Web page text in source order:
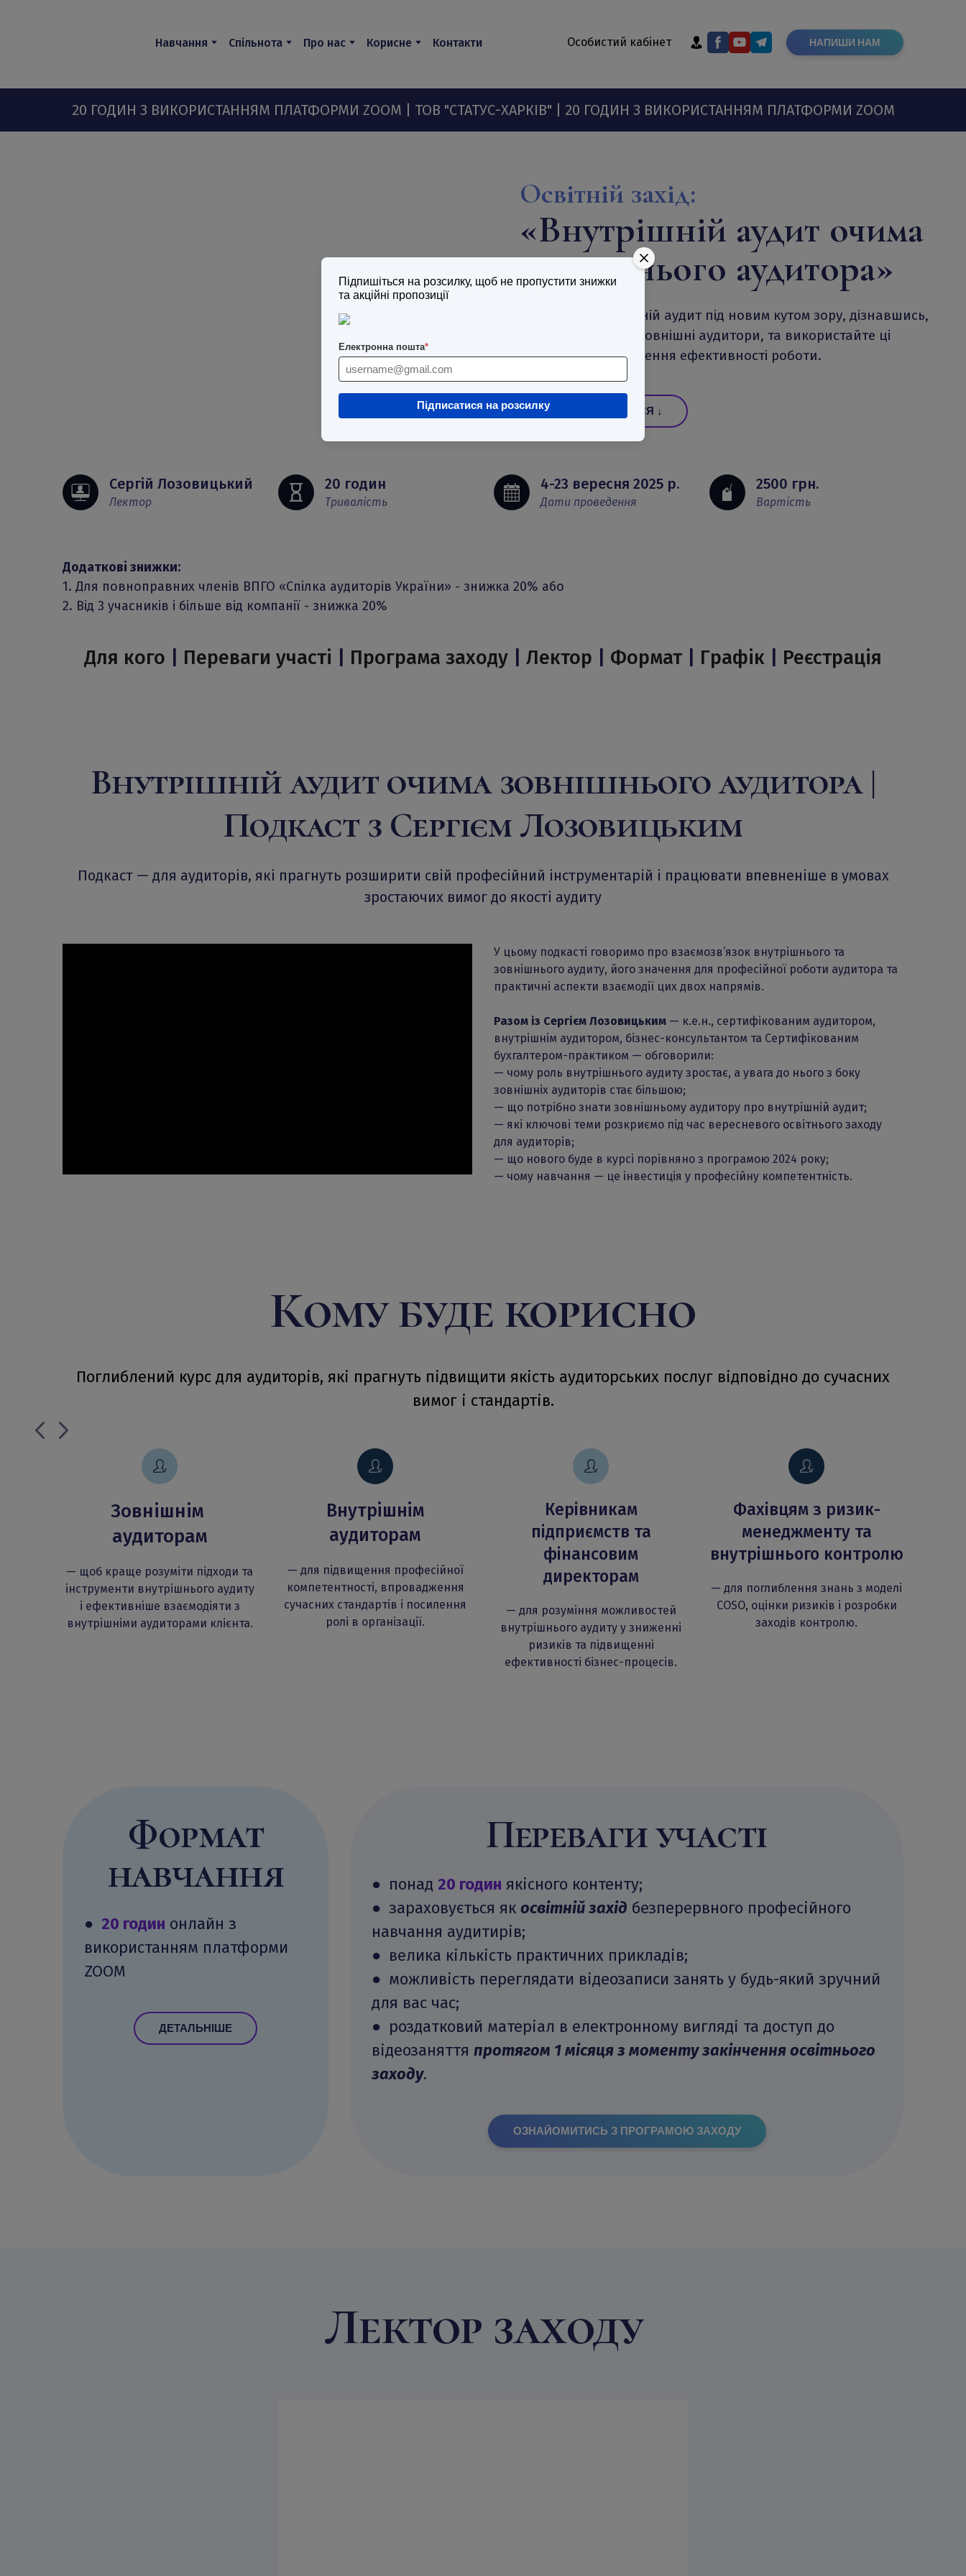
Підпишіться на розсилку, щоб не пропустити знижки
та акційні пропозиції
Електронна пошта*
Підписатися на розсилку
Навчання Спільнота Про нас Корисне Контакти Особистий кабінет НАПИШИ НАМ
20 ГОДИН З ВИКОРИСТАННЯМ ПЛАТФОРМИ ZOOM | ТОВ "СТАТУС-ХАРКІВ" | 20 ГОДИН З ВИКОРИСТАННЯМ ПЛАТФОРМИ ZOOM
Освітній захід:
«Внутрішній аудит очима
зовнішнього аудитора»
Відкрийте внутрішній аудит під новим кутом зору, дізнавшись,
як його оцінюють зовнішні аудитори, та використайте ці
знання для підвищення ефективності роботи.
ЗАРЕЄСТРУВАТИСЯ ↓
Сергій Лозовицький
Лектор
20 годин
Тривалість
4-23 вересня 2025 р.
Дати проведення
2500 грн.
Вартість
Додаткові знижки:
1. Для повноправних членів ВПГО «Спілка аудиторів України» - знижка 20% або
2. Від 3 учасників і більше від компанії - знижка 20%
Для кого Переваги участі Програма заходу Лектор Формат Графік Реєстрація
Внутрішній аудит очима зовнішнього аудитора |
Подкаст з Сергієм Лозовицьким
Подкаст — для аудиторів, які прагнуть розширити свій професійний інструментарій і працювати впевненіше в умовах
зростаючих вимог до якості аудиту
У цьому подкасті говоримо про взаємозв’язок внутрішнього та
зовнішнього аудиту, його значення для професійної роботи аудитора та
практичні аспекти взаємодії цих двох напрямів.
Разом із Сергієм Лозовицьким — к.е.н., сертифікованим аудитором,
внутрішнім аудитором, бізнес-консультантом та Сертифікованим
бухгалтером-практиком — обговорили:
— чому роль внутрішнього аудиту зростає, а увага до нього з боку
зовнішніх аудиторів стає більшою;
— що потрібно знати зовнішньому аудитору про внутрішній аудит;
— які ключові теми розкриємо під час вересневого освітнього заходу
для аудиторів;
— що нового буде в курсі порівняно з програмою 2024 року;
— чому навчання — це інвестиція у професійну компетентність.
Кому буде корисно
Поглиблений курс для аудиторів, які прагнуть підвищити якість аудиторських послуг відповідно до сучасних
вимог і стандартів.
Зовнішнім
аудиторам
— щоб краще розуміти підходи та
інструменти внутрішнього аудиту
і ефективніше взаємодіяти з
внутрішніми аудиторами клієнта.
Внутрішнім
аудиторам
— для підвищення професійної
компетентності, впровадження
сучасних стандартів і посилення
ролі в організації.
Керівникам
підприємств та
фінансовим
директорам
— для розуміння можливостей
внутрішнього аудиту у зниженні
ризиків та підвищенні
ефективності бізнес-процесів.
Фахівцям з ризик-
менеджменту та
внутрішнього контролю
— для поглиблення знань з моделі
COSO, оцінки ризиків і розробки
заходів контролю.
Формат
навчання
● 20 годин онлайн з
використанням платформи
ZOOM
ДЕТАЛЬНІШЕ
Переваги участі
● понад 20 годин якісного контенту;
● зараховується як освітній захід безперервного професійного
навчання аудитирів;
● велика кількість практичних прикладів;
● можливість переглядати відеозаписи занять у будь-який зручний
для вас час;
● роздатковий матеріал в електронному вигляді та доступ до
відеозаняття протягом 1 місяця з моменту закінчення освітнього
заходу.
ОЗНАЙОМИТИСЬ З ПРОГРАМОЮ ЗАХОДУ
Лектор заходу